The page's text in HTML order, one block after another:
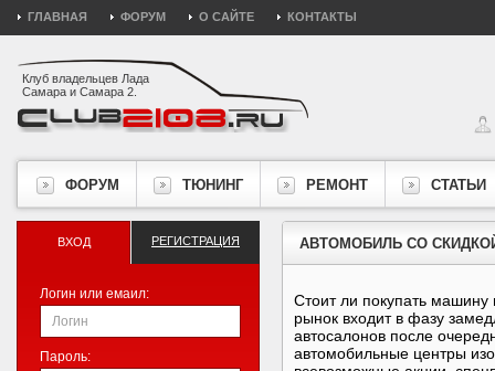
ГЛАВНАЯ ФОРУМ О САЙТЕ КОНТАКТЫ
Клуб владельцев Лада
Самара и Самара 2.
ФОРУМ ТЮНИНГ РЕМОНТ СТАТЬИ
АВТОМОБИЛЬ СО
Стоит ли покупать
рынок входит в фазу
автосалонов после
автомобильные центры
ВХОД РЕГИСТРАЦИЯ
Логин или емаил:
Пароль: